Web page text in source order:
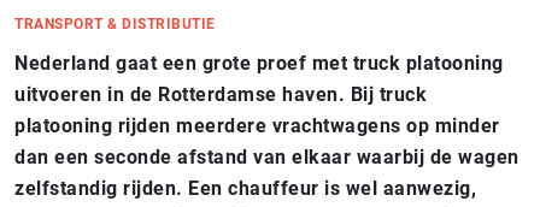
TRANSPORT & DISTRIBUTIE
Nederland gaat een grote proef met truck platooning
uitvoeren in de Rotterdamse haven. Bij truck
platooning rijden meerdere vrachtwagens op minder
dan een seconde afstand van elkaar waarbij de wagen
zelfstandig rijden. Een chauffeur is wel aanwezig,